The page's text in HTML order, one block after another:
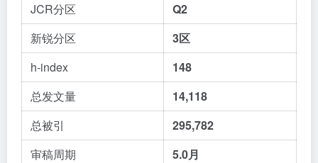
JCR分区
Q2
新锐分区
3区
h-index
148
总发文量
14,118
总被引
295,782
审稿周期
5.0月